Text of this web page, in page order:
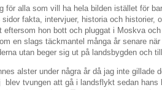
för alla som vill ha hela bilden istället för
fakta, intervjuer, historia och historier,
eftersom hon bott och pluggat i Moskva
en slags täckmantel många år senare
utan beger sig ut på landsbygden och
alster under några år då jag inte gillade
tvungen att gå i landsflykt sedan hans